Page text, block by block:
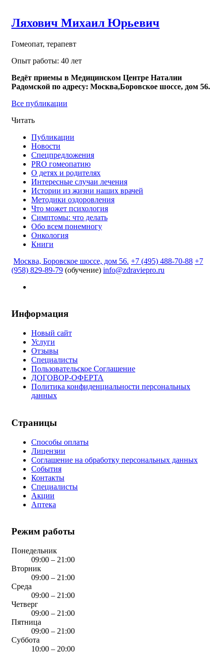
Ляхович Михаил Юрьевич
Гомеопат, терапевт
Опыт работы: 40 лет
Ведёт приемы в Медицинском Центре Наталии
Радомской по адресу: Москва,Боровское шоссе, дом 56.
Все публикации
Читать
Публикации
Новости
Спецпредложения
PRO гомеопатию
О детях и родителях
Интересные случаи лечения
Истории из жизни наших врачей
Методики оздоровления
Что может психология
Симптомы: что делать
Обо всем понемногу
Онкология
Книги
Москва, Боровское шоссе, дом 56. +7 (495) 488-70-88 +7
(958) 829-89-79 (обучение) info@zdraviepro.ru
Информация
Новый сайт
Услуги
Отзывы
Специалисты
Пользовательское Соглашение
ДОГОВОР-ОФЕРТА
Политика конфиденциальности персональных
данных
Страницы
Способы оплаты
Лицензии
Соглашение на обработку персональных данных
События
Контакты
Специалисты
Акции
Аптека
Режим работы
Понедельник
09:00 – 21:00
Вторник
09:00 – 21:00
Среда
09:00 – 21:00
Четверг
09:00 – 21:00
Пятница
09:00 – 21:00
Суббота
10:00 – 20:00